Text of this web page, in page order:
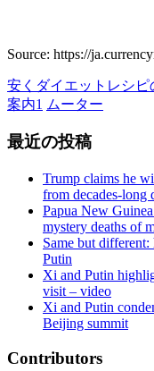
送
り
Source: https://
安くダイエットレシピ
案内1 ムーター
最近の投稿
Trump claims he
from decades-long
Papua New
mystery deaths of
Same but
Putin
Xi and Putin
visit – video
Xi and Putin
Beijing summit
Contributors